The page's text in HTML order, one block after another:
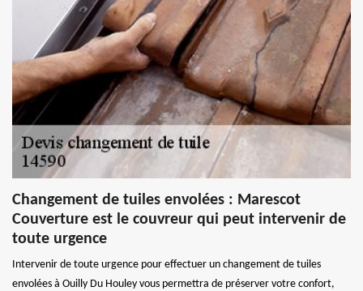
Changement de tuiles envolées : Marescot
Couverture est le couvreur qui peut intervenir de
toute urgence
Intervenir de toute urgence pour effectuer un changement de tuiles
envolées à Ouilly Du Houley vous permettra de préserver votre confort,